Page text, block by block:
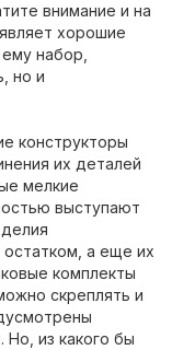
внимание и на
хорошие
набор,
но и
конструкторы
их деталей
мелкие
выступают
а еще их
комплекты
скреплять и
Но, из какого бы